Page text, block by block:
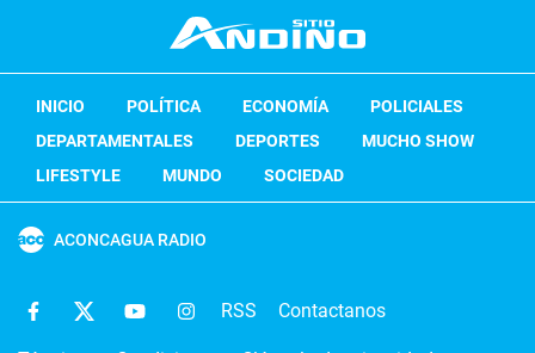
INICIO POLÍTICA ECONOMÍA
POLICIALES
DEPARTAMENTALES
DEPORTES
MUCHO SHOW
LIFESTYLE
MUNDO SOCIEDAD
ACONCAGUA RADIO
RSS Contactanos